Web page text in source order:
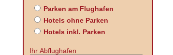
Parken am Flughafen
Hotels ohne Parken
Hotels inkl. Parken
Ihr Abflughafen